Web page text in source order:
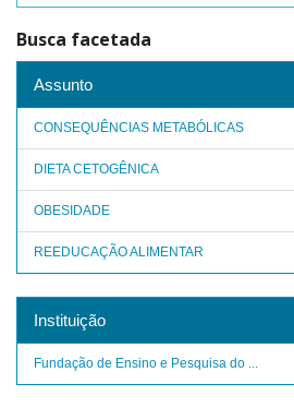
Busca facetada
Assunto
CONSEQUÊNCIAS METABÓLICAS
DIETA CETOGÊNICA
OBESIDADE
REEDUCAÇÃO ALIMENTAR
Instituição
Fundação de Ensino e Pesquisa do ...